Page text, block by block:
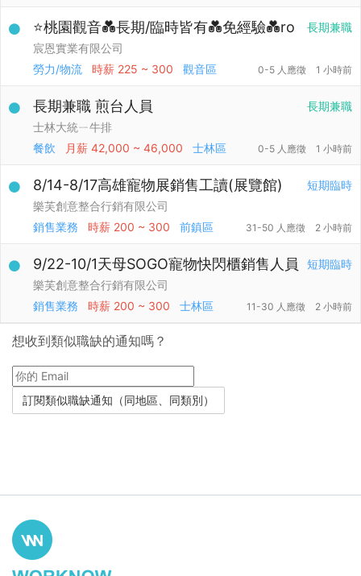
長期兼職
⭐桃園觀音💑長期/臨時皆有💑免經驗💑ro
宸恩實業有限公司
勞力/物流
時薪 225 ~ 300 觀音區 0-5 人應徵 1 小時前
長期兼職
長期兼職 煎台人員
士林大統ㄧ牛排
餐飲
月薪 42,000 ~ 46,000 士林區 0-5 人應徵 1 小時前
短期臨時
8/14-8/17高雄寵物展銷售工讀(展覽館)
樂芙創意整合行銷有限公司
銷售業務
時薪 200 ~ 300 前鎮區 31-50 人應徵 2 小時前
短期臨時
9/22-10/1天母SOGO寵物快閃櫃銷售人員
樂芙創意整合行銷有限公司
銷售業務
時薪 200 ~ 300 士林區 11-30 人應徵 2 小時前
想收到類似職缺的通知嗎？